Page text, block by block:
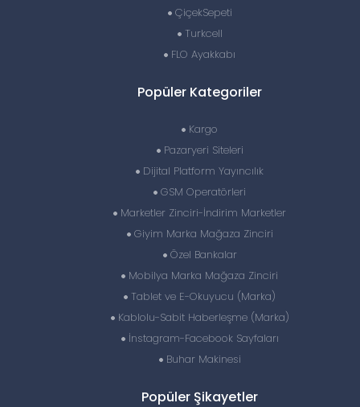
ÇiçekSepeti
Turkcell
FLO Ayakkabı
Popüler Kategoriler
Kargo
Pazaryeri Siteleri
Dijital Platform Yayıncılık
GSM Operatörleri
Marketler Zinciri-İndirim Marketler
Giyim Marka Mağaza Zinciri
Özel Bankalar
Mobilya Marka Mağaza Zinciri
Tablet ve E-Okuyucu (Marka)
Kablolu-Sabit Haberleşme (Marka)
İnstagram-Facebook Sayfaları
Buhar Makinesi
Popüler Şikayetler